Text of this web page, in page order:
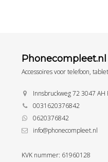
Phonecompleet.nl
Accessoires voor telefoon,
Innsbruckweg 72 3047 AH
0031620376842
0620376842
info@phonecompleet.nl
KVK nummer: 61960128